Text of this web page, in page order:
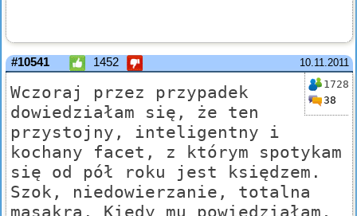
10.11.2011
#10541 1452
1728
38
Wczoraj przez przypadek
dowiedziałam się, że ten
przystojny, inteligentny i
kochany facet, z którym spotykam
się od pół roku jest księdzem.
Szok, niedowierzanie, totalna
masakra. Kiedy mu powiedziałam,